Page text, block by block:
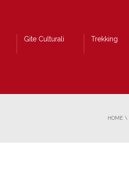
Gite Culturali Trekking
HOME \